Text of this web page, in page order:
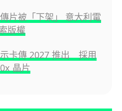
片被「下架」 意大利電
版權
卡傳 2027 推出 採用
晶片